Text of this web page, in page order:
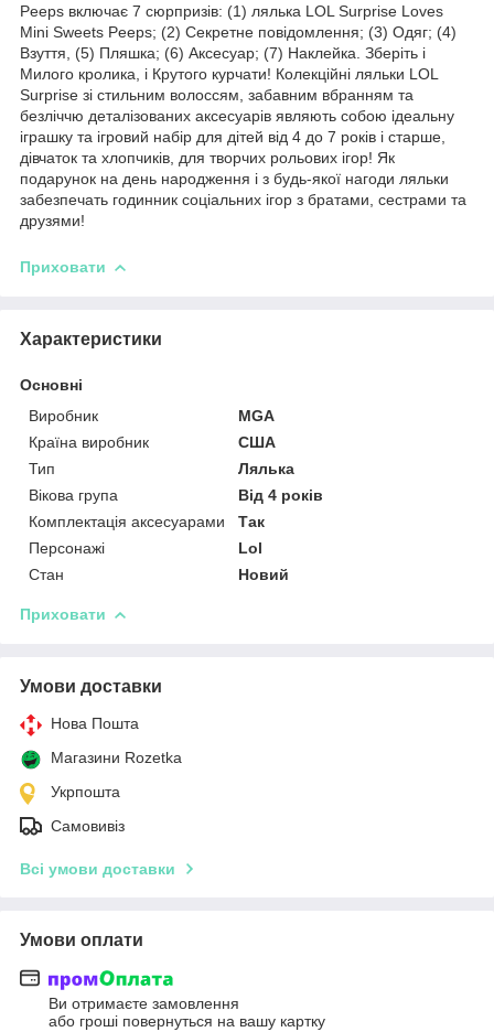
Peeps включає 7 сюрпризів: (1) лялька LOL Surprise Loves
Mini Sweets Peeps; (2) Секретне повідомлення; (3) Одяг; (4)
Взуття, (5) Пляшка; (6) Аксесуар; (7) Наклейка. Зберіть і
Милого кролика, і Крутого курчати! Колекційні ляльки LOL
Surprise зі стильним волоссям, забавним вбранням та
безліччю деталізованих аксесуарів являють собою ідеальну
іграшку та ігровий набір для дітей від 4 до 7 років і старше,
дівчаток та хлопчиків, для творчих рольових ігор! Як
подарунок на день народження і з будь-якої нагоди ляльки
забезпечать годинник соціальних ігор з братами, сестрами та
друзями!
Приховати
Характеристики
Основні
Виробник
MGA
Країна виробник
США
Тип
Лялька
Вікова група
Від 4 років
Комплектація аксесуарами
Так
Персонажі
Lol
Стан
Новий
Приховати
Умови доставки
Нова Пошта
Магазини Rozetka
Укрпошта
Самовивіз
Всі умови доставки
Умови оплати
Ви отримаєте замовлення
або гроші повернуться на вашу картку